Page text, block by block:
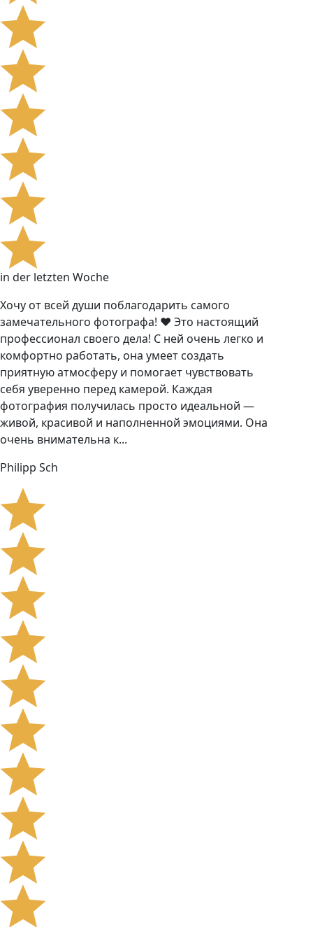
in der letzten Woche
Хочу от всей души поблагодарить самого
замечательного фотографа! ❤️ Это настоящий
профессионал своего дела! С ней очень легко и
комфортно работать, она умеет создать
приятную атмосферу и помогает чувствовать
себя уверенно перед камерой. Каждая
фотография получилась просто идеальной —
живой, красивой и наполненной эмоциями. Она
очень внимательна к...
Philipp Sch